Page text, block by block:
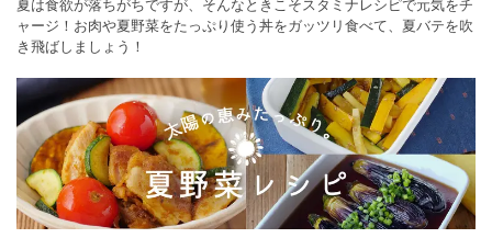
ャージ！お肉や夏野菜をたっぷり使う丼をガッツリ食べて、夏バテを吹
き飛ばしましょう！